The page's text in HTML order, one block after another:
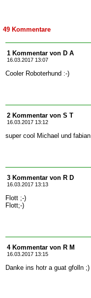
49 Kommentare
1 Kommentar von D A
16.03.2017 13:07
Cooler Roboterhund :-)
2 Kommentar von S T
16.03.2017 13:12
super cool Michael und fabian
3 Kommentar von R D
16.03.2017 13:13
Flott ;-)
Flott;-)
4 Kommentar von R M
16.03.2017 13:15
Danke ins hotr a guat gfolln ;)